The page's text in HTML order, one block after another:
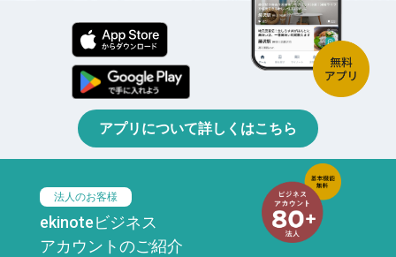
アプリについて詳しくはこちら
法人のお客様
ekinoteビジネス
アカウントのご紹介